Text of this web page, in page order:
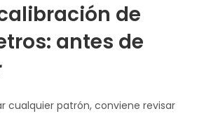
de
antes de
cualquier patrón, conviene revisar